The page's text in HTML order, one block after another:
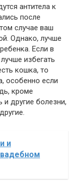
антитела к
после
случае ваш
Однако, лучше
Если в
избегать
кошка, то
особенно если
кроме
другие болезни,
и